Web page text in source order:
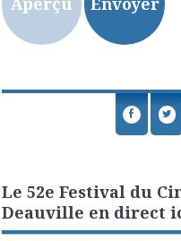
Le 52e Festival du
Deauville en direct